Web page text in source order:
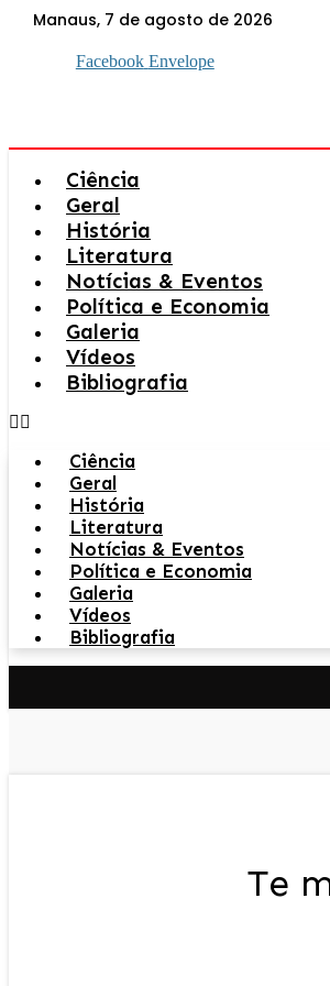
Manaus, 7 de agosto de 2026
Facebook Envelope
Ciência
Geral
História
Literatura
Notícias & Eventos
Política e Economia
Galeria
Vídeos
Bibliografia
Ciência
Geral
História
Literatura
Notícias & Eventos
Política e Economia
Galeria
Vídeos
Bibliografia
Te